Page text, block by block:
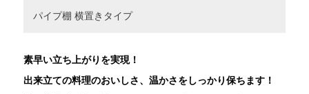
パイプ棚 横置きタイプ
素早い立ち上がりを実現！
出来立ての料理のおいしさ、温かさをしっかり保ちます！